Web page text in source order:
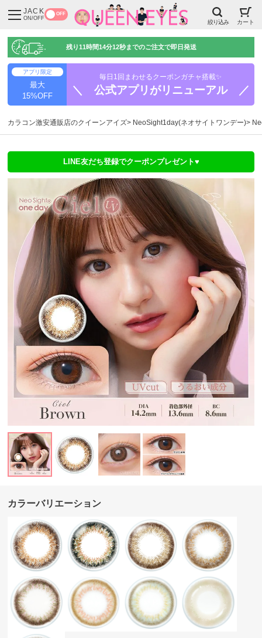
JACK
ON/OFF
OFF
絞り込み カート
残り11時間14分11秒までのご注文で即日発送
アプリ限定
最大
15%OFF
毎日1回まわせるクーポンガチャ搭載✨
＼ 公式アプリがリニューアル ／
カラコン激安通販店のクイーンアイズ NeoSight1day(ネオサイトワンデー)
LINE友だち登録でクーポンプレゼント♥
カラーバリエーション